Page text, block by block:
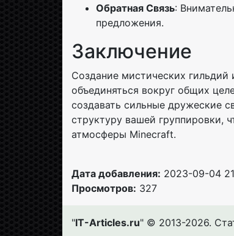
Обратная Связь:
предложения.
Заключение
Создание мистических гильдий
объединяться вокруг общих
создавать сильные дружеские
структуру вашей группировки,
атмосферы Minecraft.
Дата добавления: 2023-09-04
Просмотров: 327
"IT-Articles.ru" © 2013-2026.